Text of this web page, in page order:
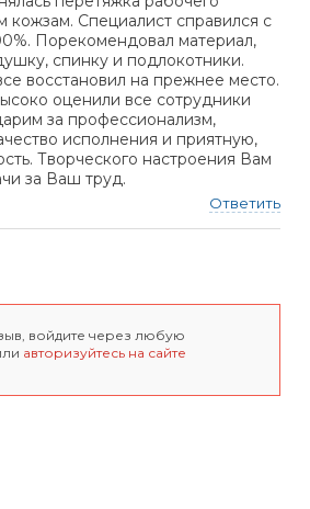
кожзам. Специалист справился с
Порекомендовал материал,
спинку и подлокотники.
восстановил на прежнее место.
оценили все сотрудники
за профессионализм,
исполнения и приятную,
Творческого настроения Вам
за Ваш труд.
Ответить
войдите через любую
авторизуйтесь на сайте